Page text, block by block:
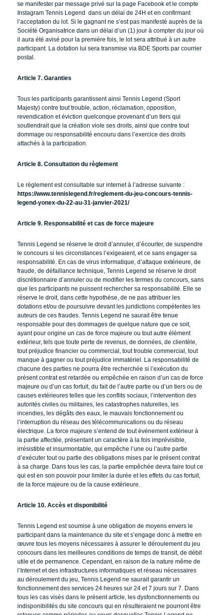
se manifester par message privé sur la page Facebook et le compte
Instagram Tennis Legend dans un délai de 24H et en confirmant
l’acceptation du lot. Si le gagnant ne s’est pas manifesté auprès de la
Société Organisatrice dans un délai d’un (1) jour à compter du jour où
il aura été avisé pour la première fois, le lot sera attribué à un autre
participant. La dotation lui sera transmise via BDE Sports par courrier
postal.
Article 7. Garanties
Tous les participants garantissent ainsi Tennis Legend (Sport
Majesty) contre tout trouble, action, réclamation, opposition,
revendication et éviction quelconque provenant d’un tiers qui
soutiendrait que la création viole ses droits, ainsi que contre tout
dommage ou responsabilité encouru dans l’exercice des droits
attachés à la participation.
Article 8. Consultation du règlement
Le règlement est consultable sur internet à l’adresse suivante :
https://www.tennislegend.fr/reglement-du-jeu-concours-tennis-
legend-yonex-du-22-au-31-janvier-2021/
Article 9. Responsabilité et cas de force majeure
Tennis Legend se réserve le droit d’annuler, d’écourter, de suspendre
le concours si les circonstances l’exigeaient, et ce sans engager sa
responsabilité. En cas de virus informatique, d’attaque extérieure, de
fraude, de défaillance technique, Tennis Legend se réserve le droit
discrétionnaire d’annuler ou de modifier les termes du concours, sans
que les participants ne puissent rechercher sa responsabilité. Elle se
réserve le droit, dans cette hypothèse, de ne pas attribuer les
dotations et/ou de poursuivre devant les juridictions compétentes les
auteurs de ces fraudes. Tennis Legend ne saurait être tenue
responsable pour des dommages de quelque nature que ce soit,
ayant pour origine un cas de force majeure ou tout autre élément
extérieur, tels que toute perte de revenus, de données, de clientèle,
tout préjudice financier ou commercial, tout trouble commercial, tout
manque à gagner ou tout préjudice immatériel. La responsabilité de
chacune des parties ne pourra être recherchée si l’exécution du
présent contrat est retardée ou empêchée en raison d’un cas de force
majeure ou d’un cas fortuit, du fait de l’autre partie ou d’un tiers ou de
causes extérieures telles que les conflits sociaux, l’intervention des
autorités civiles ou militaires, les catastrophes naturelles, les
incendies, les dégâts des eaux, le mauvais fonctionnement ou
l’interruption du réseau des télécommunications ou du réseau
électrique. La force majeure s’entend de tout événement extérieur à
la partie affectée, présentant un caractère à la fois imprévisible,
irrésistible et insurmontable, qui empêche l’une ou l’autre partie
d’exécuter tout ou partie des obligations mises par le présent contrat
à sa charge. Dans tous les cas, la partie empêchée devra faire tout ce
qui est en son pouvoir pour limiter la durée et les effets du cas fortuit,
de la force majeure ou de la cause extérieure.
Article 10. Accès et disponibilité
Tennis Legend est soumise à une obligation de moyens envers le
participant dans la maintenance du site et s’engage donc à mettre en
œuvre tous les moyens nécessaires à assurer le déroulement du jeu
concours dans les meilleures conditions de temps de transit, de débit
utile et de permanence. Cependant, en raison de la nature même de
l’Internet et des infrastructures informatiques et réseau nécessaires
au déroulement du jeu, Tennis Legend ne saurait garantir un
fonctionnement des services 24 heures sur 24 et 7 jours sur 7. Dans
tous les cas visés dans le présent article, les dysfonctionnements ou
indisponibilités du site concours qui en résulteraient ne pourront être